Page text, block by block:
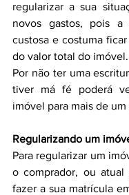
regularizar a sua
novos gastos, pois a
custosa e costuma
do valor total do imóvel.
Por não ter uma
tiver má fé poderá
imóvel para mais de
Regularizando um
Para regularizar um
o comprador, ou atual
fazer a sua matrícula